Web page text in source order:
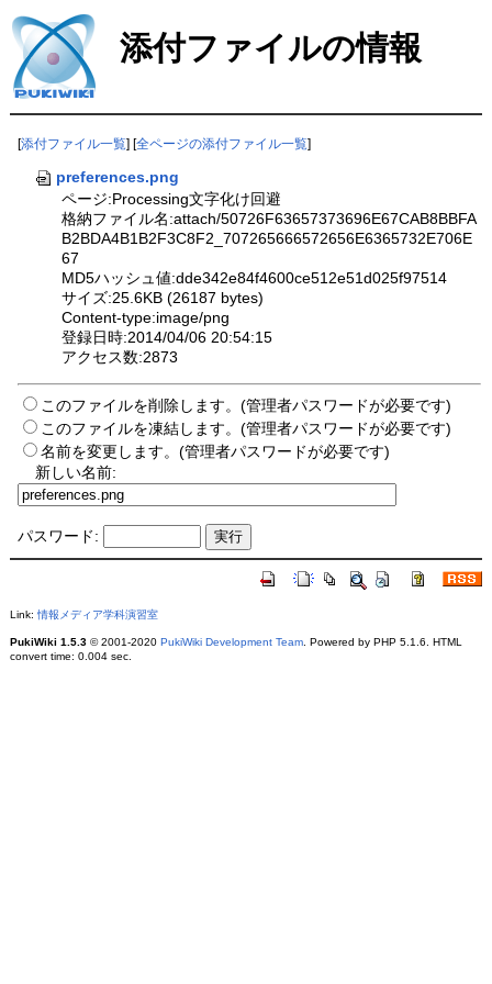
添付ファイルの情報
[添付ファイル一覧] [全ページの添付ファイル一覧]
preferences.png
ページ:Processing文字化け回避
格納ファイル名:attach/50726F63657373696E67CAB8BBFA
B2BDA4B1B2F3C8F2_707265666572656E6365732E706E
67
MD5ハッシュ値:dde342e84f4600ce512e51d025f97514
サイズ:25.6KB (26187 bytes)
Content-type:image/png
登録日時:2014/04/06 20:54:15
アクセス数:2873
このファイルを削除します。(管理者パスワードが必要です)
このファイルを凍結します。(管理者パスワードが必要です)
名前を変更します。(管理者パスワードが必要です)
新しい名前:
パスワード:
Link: 情報メディア学科演習室
PukiWiki 1.5.3© 2001-2020 PukiWiki Development Team. Powered by PHP 5.1.6. HTML
convert time: 0.004 sec.